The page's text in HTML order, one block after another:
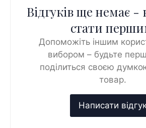
Відгуків ще немає
стати
Допоможіть іншим
вибором – будьте
поділиться своєю
товар.